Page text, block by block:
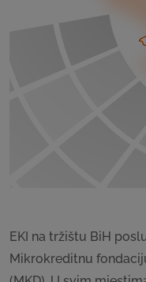
EKI na tržištu BiH
Mikrokreditnu